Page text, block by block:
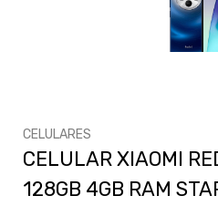
CELULARES
CELULAR XIAOMI
128GB 4GB RAM